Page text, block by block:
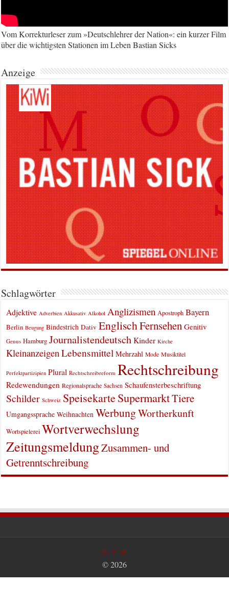
Vom Korrekturleser zum »Deutschlehrer der Nation«: ein kurzer Film
über die wichtigsten Stationen im Leben Bastian Sicks
Anzeige
Schlagwörter
Adjektive Adverbien Akkusativ Alkohol Anglizismen Apostroph Bayern
Berlin Beugung Bindestrich Dativ EnglischFernsehen Genitiv
Genus Hamburg Journalistendeutsch Kinder Kirche
Kleinanzeigen Lebensmittel Mehrzahl Mode Musiktitel
Perfektpartizipien Plural Rechtschreibreform Rechtschreibung
Redewendungen Regionalsprache Sachsen Schaufensterbeschriftung
Schilder Schweiz SpeisekarteSupermarktTiere
Umgangssprache Weihnachten WerbungWortherkunft
Wortspielerei Wortverwechslung
ZeitungsmeldungZusammen- und
Getrenntschreibung
© 2026